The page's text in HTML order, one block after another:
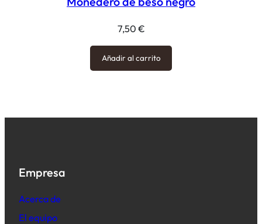
7,50 €
Añadir al carrito
Empresa
Acerca de
El equipo